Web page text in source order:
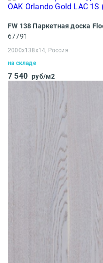
67791
2000x138x14, Россия
на складе
7 540 руб/м2